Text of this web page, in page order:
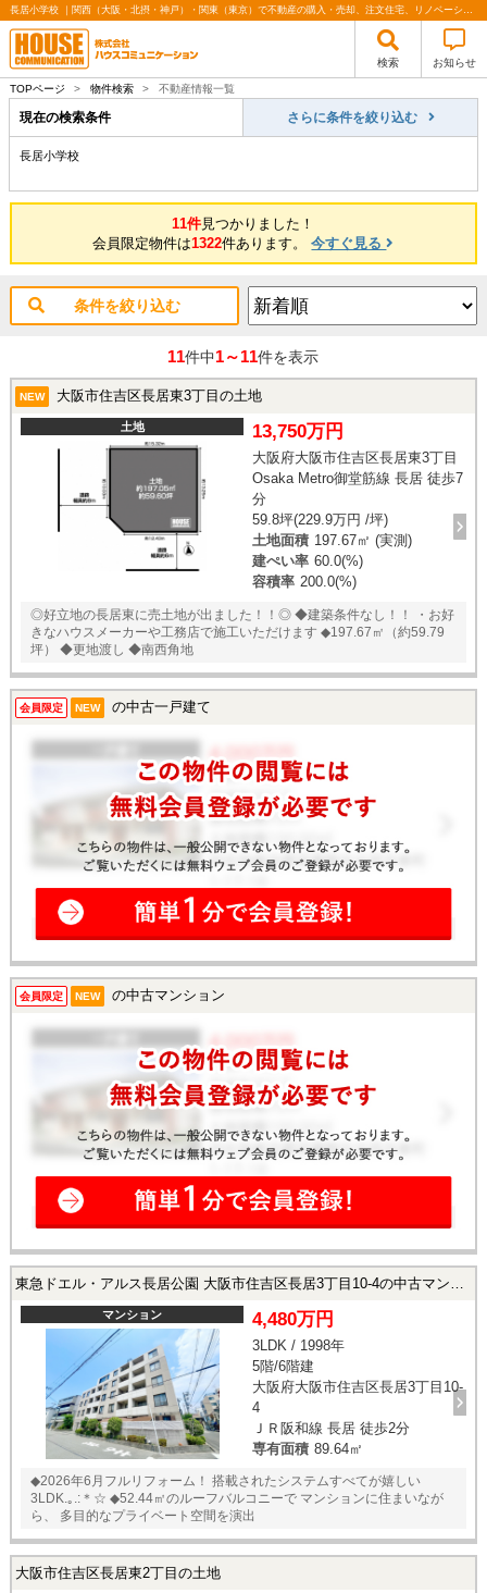
長居小学校 ｜関西（大阪・北摂・神戸）・関東（東京）で不動産の購入・売却、注文住宅、リノベーションの事なら株式会社ハウスコミュニケーション
検索 お知らせ
TOPページ > 物件検索 > 不動産情報一覧
現在の検索条件 さらに条件を絞り込む
長居小学校
11件見つかりました！
会員限定物件は1322件あります。今すぐ見る
条件を絞り込む
11件中1～11件を表示
NEW 大阪市住吉区長居東3丁目の土地
土地 13,750万円
大阪府大阪市住吉区長居東3丁目
Osaka Metro御堂筋線 長居 徒歩7
分
59.8坪(229.9万円 /坪)
土地面積 197.67㎡ (実測)
建ぺい率 60.0(%)
容積率 200.0(%)
◎好立地の長居東に売土地が出ました！！◎ ◆建築条件なし！！ ・お好
きなハウスメーカーや工務店で施工いただけます ◆197.67㎡（約59.79
坪） ◆更地渡し ◆南西角地
会員限定 NEW の中古一戸建て
会員限定 NEW の中古マンション
マンション 4,480万円
3LDK / 1998年
5階/6階建
大阪府大阪市住吉区長居3丁目10-
4
ＪＲ阪和線 長居 徒歩2分
専有面積 89.64㎡
◆2026年6月フルリフォーム！ 搭載されたシステムすべてが嬉しい
3LDK.｡.:＊☆ ◆52.44㎡のルーフバルコニーで マンションに住まいなが
ら、 多目的なプライベート空間を演出
大阪市住吉区長居東2丁目の土地